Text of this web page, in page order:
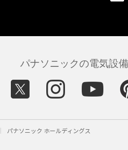
パナソニックの電気設
パナソニック ホールディングス